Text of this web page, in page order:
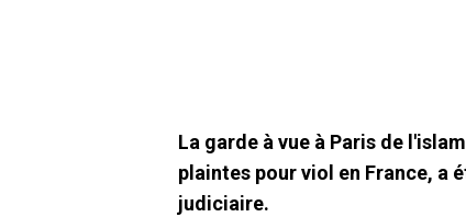
La garde à vue à Paris de
plaintes pour viol en France, a
judiciaire.